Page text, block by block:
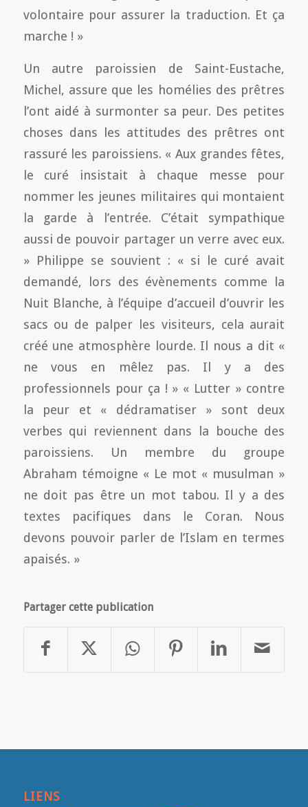
volontaire pour assurer la traduction. Et ça
marche ! »
Un autre paroissien de Saint-Eustache,
Michel, assure que les homélies des prêtres
l’ont aidé à surmonter sa peur. Des petites
choses dans les attitudes des prêtres ont
rassuré les paroissiens. « Aux grandes fêtes,
le curé insistait à chaque messe pour
nommer les jeunes militaires qui montaient
la garde à l’entrée. C’était sympathique
aussi de pouvoir partager un verre avec eux.
» Philippe se souvient : « si le curé avait
demandé, lors des évènements comme la
Nuit Blanche, à l’équipe d’accueil d’ouvrir les
sacs ou de palper les visiteurs, cela aurait
créé une atmosphère lourde. Il nous a dit «
ne vous en mêlez pas. Il y a des
professionnels pour ça ! » « Lutter » contre
la peur et « dédramatiser » sont deux
verbes qui reviennent dans la bouche des
paroissiens. Un membre du groupe
Abraham témoigne « Le mot « musulman »
ne doit pas être un mot tabou. Il y a des
textes pacifiques dans le Coran. Nous
devons pouvoir parler de l’Islam en termes
apaisés. »
Partager cette publication
LIENS